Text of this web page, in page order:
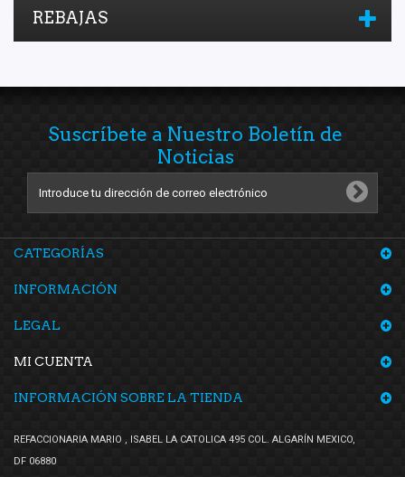
REBAJAS
Suscríbete a Nuestro Boletín de
Noticias
CATEGORÍAS
INFORMACIÓN
LEGAL
MI CUENTA
INFORMACIÓN SOBRE LA TIENDA
REFACCIONARIA MARIO , ISABEL LA CATOLICA 495 COL. ALGARÍN MEXICO,
DF 06880